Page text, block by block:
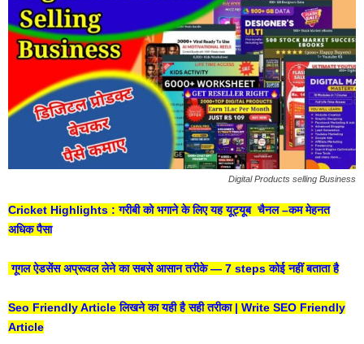
Digital Products selling Business
Cricket Highlights : गरीबी को भगाने के लिए यह यूट्यूब चैनल –कम मेहनत
अधिक पैसा
गूगल ऐडसेंस अप्रूवल लेने का सबसे आसान तरीके — 7 steps कोई नहीं बताता है
Seo Friendly Article लिखने का यही है सही तरीका | Write SEO Friendly
Article